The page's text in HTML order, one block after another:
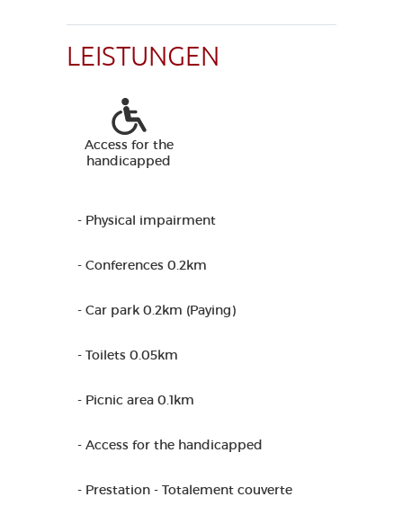
LEISTUNGEN
Access for the
handicapped
- Physical impairment
- Conferences 0.2km
- Car park 0.2km (Paying)
- Toilets 0.05km
- Picnic area 0.1km
- Access for the handicapped
- Prestation - Totalement couverte